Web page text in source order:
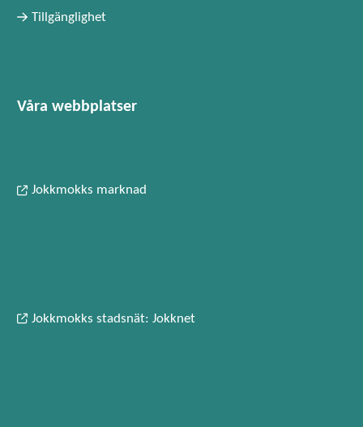
Tillgänglighet
Våra webbplatser
Jokkmokks marknad
Jokkmokks stadsnät: Jokknet